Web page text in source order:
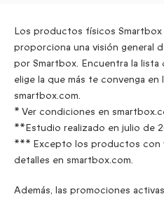
Los productos físicos
proporciona una visión general
por Smartbox. Encuentra la
elige la que más te convenga
smartbox.com.
* Ver condiciones en
**Estudio realizado en julio de
*** Excepto los productos con
detalles en smartbox.com.
Además, las promociones